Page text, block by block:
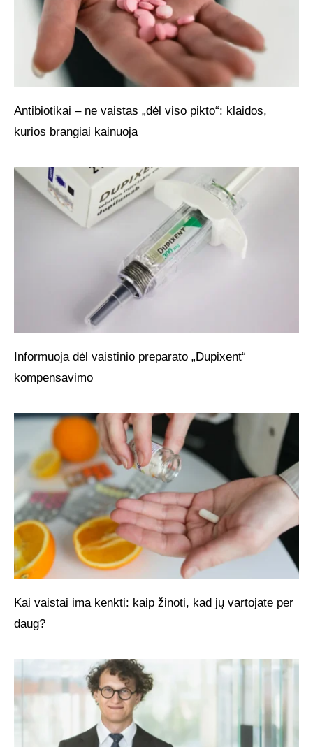
Antibiotikai – ne vaistas „dėl viso pikto“: klaidos,
kurios brangiai kainuoja
Informuoja dėl vaistinio preparato „Dupixent“
kompensavimo
Kai vaistai ima kenkti: kaip žinoti, kad jų vartojate per
daug?